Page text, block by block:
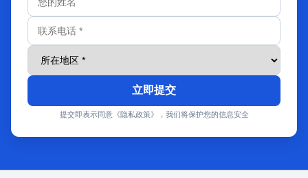
立即提交
提交即表示同意《隐私政策》，我们将保护您的信息安全